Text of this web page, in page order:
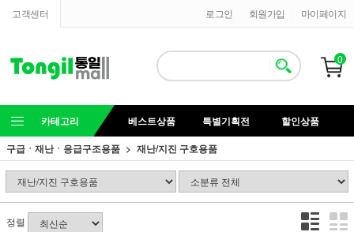
고객센터 마이페이지
회원가입
로그인
0
카테고리 베스트상품 특별기획전
할인상품
구급ㆍ재난ㆍ응급구조용품
재난/지진 구호용품
정렬